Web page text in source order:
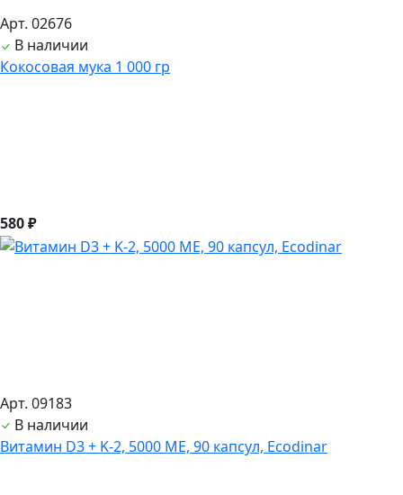
Арт. 02676
В наличии
Кокосовая мука 1 000 гр
580 ₽
Арт. 09183
В наличии
Витамин D3 + K-2, 5000 ME, 90 капсул, Ecodinar